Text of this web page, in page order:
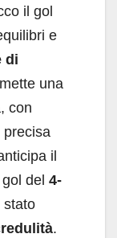
il gol
e
di
mette una
con
precisa
il
del 4-
stato
.